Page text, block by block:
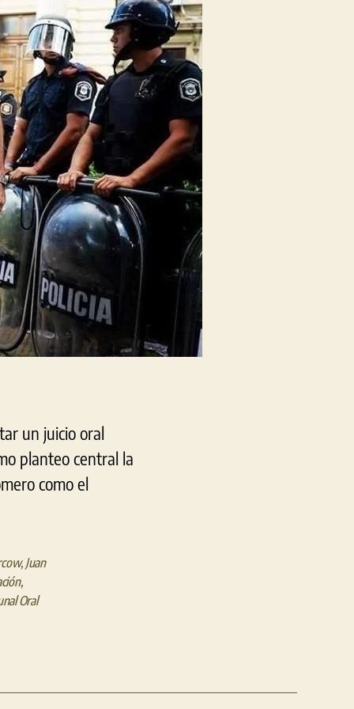
un juicio oral
planteo central la
como el
, Juan
,
Oral